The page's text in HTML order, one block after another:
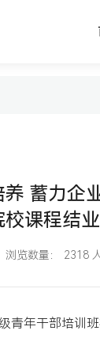
动态
蓄力企
课程结
浏览数量： 2318人
青年干部培训